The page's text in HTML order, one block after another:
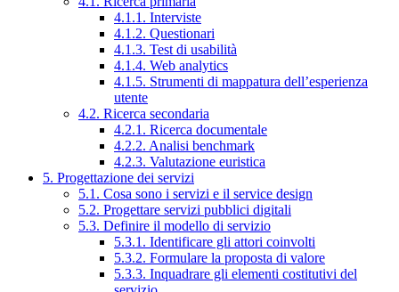
4.1.1. Interviste
4.1.2. Questionari
4.1.3. Test di usabilità
4.1.4. Web analytics
4.1.5. Strumenti di mappatura dell’esperienza
utente
4.2. Ricerca secondaria
4.2.1. Ricerca documentale
4.2.2. Analisi benchmark
4.2.3. Valutazione euristica
5. Progettazione dei servizi
5.1. Cosa sono i servizi e il service design
5.2. Progettare servizi pubblici digitali
5.3. Definire il modello di servizio
5.3.1. Identificare gli attori coinvolti
5.3.2. Formulare la proposta di valore
5.3.3. Inquadrare gli elementi costitutivi del